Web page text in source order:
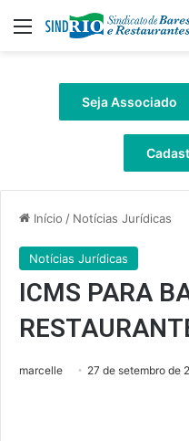
Menu
Seja Associado
Início / Notícias Jurídicas
Notícias Jurídicas
ICMS PARA
marcelle 27 de setembro de